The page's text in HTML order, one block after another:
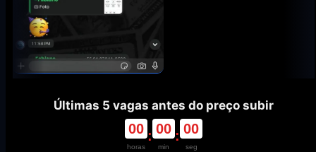
Últimas 5 vagas antes do preço subir
00
horas
: 00
min
: 00
seg